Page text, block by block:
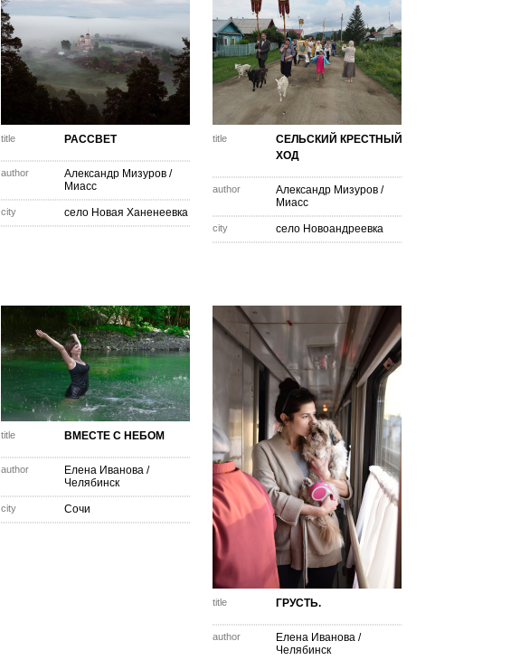
title РАССВЕТ
author Александр Мизуров /
Миасс
city село Новая Ханенеевка
title
СЕЛЬСКИЙ КРЕСТНЫЙ
ХОД
author Александр Мизуров /
Миасс
city село Новоандреевка
title ВМЕСТЕ С НЕБОМ
author Елена Иванова /
Челябинск
city Сочи
title ГРУСТЬ.
author Елена Иванова /
Челябинск